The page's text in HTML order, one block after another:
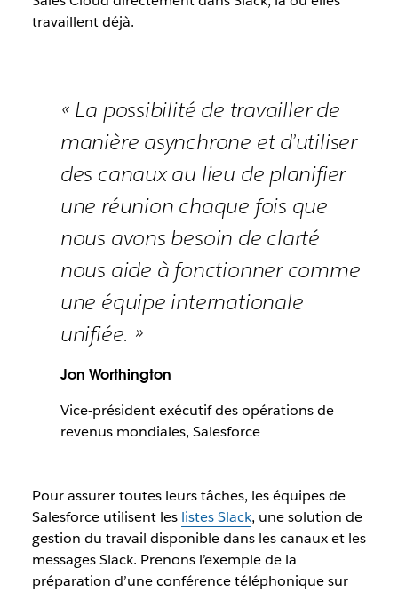
travaillent déjà.
« La possibilité de travailler de
manière asynchrone et d’utiliser
des canaux au lieu de planifier
une réunion chaque fois que
nous avons besoin de clarté
nous aide à fonctionner comme
une équipe internationale
unifiée. »
Jon Worthington
Vice-président exécutif des opérations de
revenus mondiales, Salesforce
Pour assurer toutes leurs tâches, les équipes de
Salesforce utilisent les listes Slack, une solution de
gestion du travail disponible dans les canaux et les
messages Slack. Prenons l’exemple de la
préparation d’une conférence téléphonique sur